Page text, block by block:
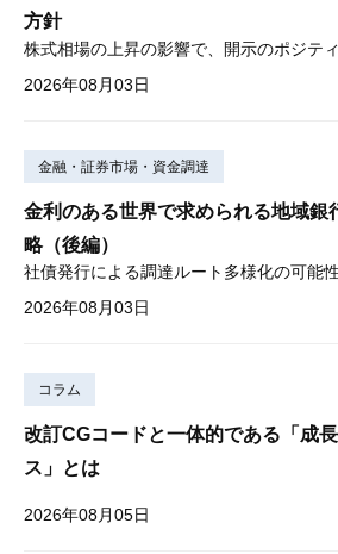
方針
2026年08月03日
金融・証券市場・資金調達
金利のある世界で求められる地域銀
略（後編）
社債発行による調達ルート多様化の可能性
2026年08月03日
コラム
改訂CGコードと一体的である「成
ス」とは
2026年08月05日